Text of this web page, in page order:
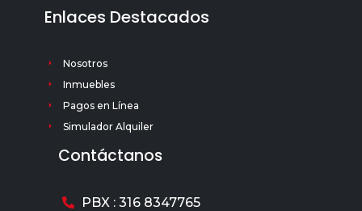
Enlaces Destacados
Nosotros
Inmuebles
Pagos en Línea
Simulador Alquiler
Contáctanos
PBX : 316 8347765